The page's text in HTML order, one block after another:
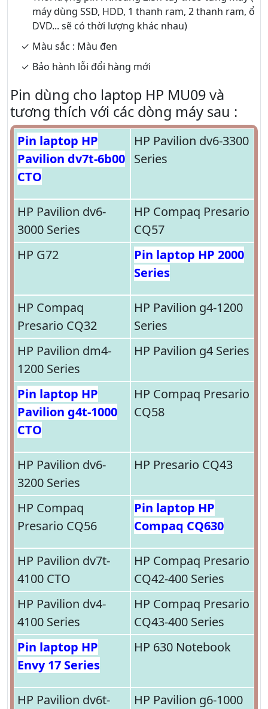
máy dùng SSD, HDD, 1 thanh ram, 2 thanh ram, ổ
DVD... sẽ có thời lượng khác nhau)
Màu sắc : Màu đen
Bảo hành lỗi đổi hàng mới
Pin dùng cho laptop HP MU09 và
tương thích với các dòng máy sau :
Pin laptop HP
Pavilion dv7t-6b00
CTO
HP Pavilion dv6-3300
Series
HP Pavilion dv6-
3000 Series
HP Compaq Presario
CQ57
HP G72
Pin laptop HP 2000
Series
HP Compaq
Presario CQ32
HP Pavilion g4-1200
Series
HP Pavilion dm4-
1200 Series
HP Pavilion g4 Series
Pin laptop HP
Pavilion g4t-1000
CTO
HP Compaq Presario
CQ58
HP Pavilion dv6-
3200 Series
HP Presario CQ43
HP Compaq
Presario CQ56
Pin laptop HP
Compaq CQ630
HP Pavilion dv7t-
4100 CTO
HP Compaq Presario
CQ42-400 Series
HP Pavilion dv4-
4100 Series
HP Compaq Presario
CQ43-400 Series
Pin laptop HP
Envy 17 Series
HP 630 Notebook
HP Pavilion dv6t-
HP Pavilion g6-1000